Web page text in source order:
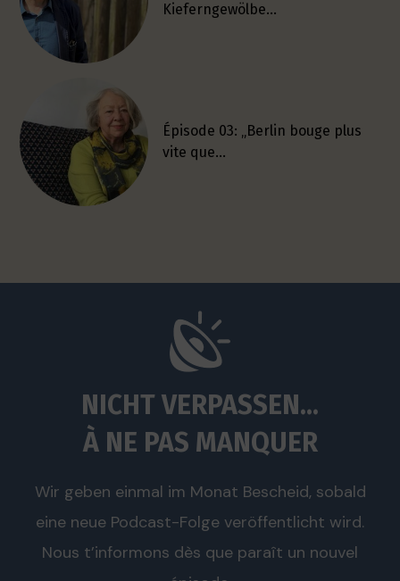
Kieferngewölbe…
Épisode 03: „Berlin bouge plus
vite que…
NICHT VERPASSEN...
À NE PAS MANQUER
Wir geben einmal im Monat Bescheid, sobald
eine neue Podcast-Folge veröffentlicht wird.
Nous t’informons dès que paraît un nouvel